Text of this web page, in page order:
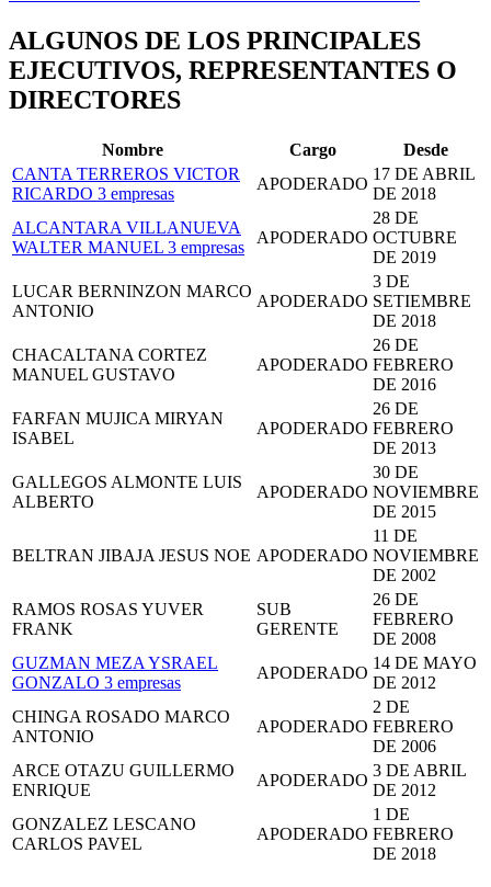
ALGUNOS DE LOS PRINCIPALES
EJECUTIVOS, REPRESENTANTES O
DIRECTORES
Nombre Cargo
Desde
CANTA TERREROS VICTOR
RICARDO 3 empresas
APODERADO
17 DE ABRIL
DE 2018
ALCANTARA VILLANUEVA
WALTER MANUEL 3 empresas
APODERADO
28 DE
OCTUBRE
DE 2019
LUCAR BERNINZON MARCO
ANTONIO
APODERADO
3 DE
SETIEMBRE
DE 2018
CHACALTANA CORTEZ
MANUEL GUSTAVO
APODERADO
26 DE
FEBRERO
DE 2016
FARFAN MUJICA MIRYAN
ISABEL
APODERADO
26 DE
FEBRERO
DE 2013
GALLEGOS ALMONTE LUIS
ALBERTO
APODERADO
30 DE
NOVIEMBRE
DE 2015
BELTRAN JIBAJA JESUS NOE APODERADO
11 DE
NOVIEMBRE
DE 2002
RAMOS ROSAS YUVER
FRANK
SUB
GERENTE
26 DE
FEBRERO
DE 2008
GUZMAN MEZA YSRAEL
GONZALO 3 empresas
APODERADO
14 DE MAYO
DE 2012
CHINGA ROSADO MARCO
ANTONIO
APODERADO
2 DE
FEBRERO
DE 2006
ARCE OTAZU GUILLERMO
ENRIQUE
APODERADO
3 DE ABRIL
DE 2012
GONZALEZ LESCANO
CARLOS PAVEL
APODERADO
1 DE
FEBRERO
DE 2018